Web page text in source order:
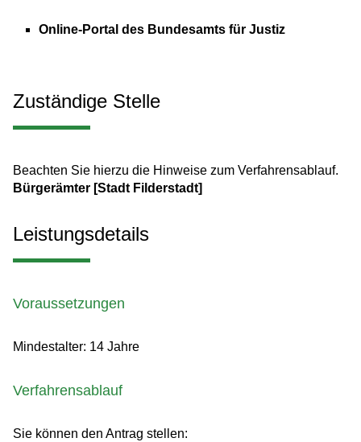
Online-Portal des Bundesamts für Justiz
Zuständige Stelle
Beachten Sie hierzu die Hinweise zum Verfahrensablauf.
Bürgerämter [Stadt Filderstadt]
Leistungsdetails
Voraussetzungen
Mindestalter: 14 Jahre
Verfahrensablauf
Sie können den Antrag stellen: